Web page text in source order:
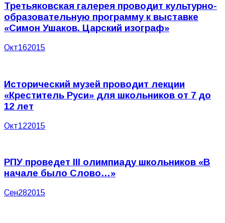
Третьяковская галерея проводит культурно-
образовательную программу к выставке
«Симон Ушаков. Царский изограф»
Окт162015
Исторический музей проводит лекции
«Креститель Руси» для школьников от 7 до
12 лет
Окт122015
РПУ проведет III олимпиаду школьников «В
начале было Слово…»
Сен282015